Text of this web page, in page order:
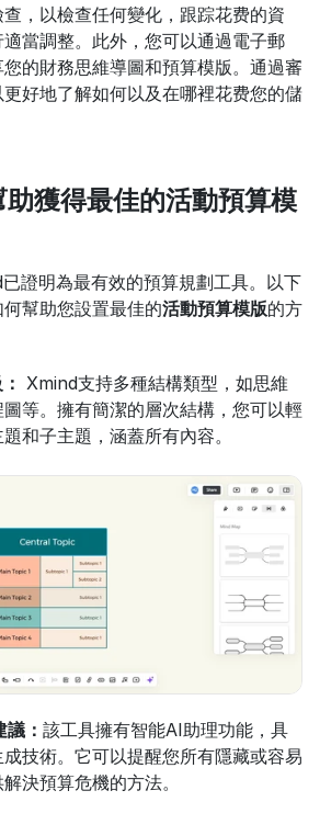
，以檢查任何變化，跟踪花费的資
當調整。此外，您可以通過電子郵
的財務思維導圖和預算模版。通過審
好地了解如何以及在哪裡花费您的儲
獲得最佳的活動預算模
證明為最有效的預算規劃工具。以下
幫助您設置最佳的活動預算模版的方
Xmind支持多種結構類型，如思維
等。擁有簡潔的層次結構，您可以輕
和子主題，涵蓋所有內容。
： 該工具擁有智能AI助理功能，具
技術。它可以提醒您所有隱藏或容易
決預算危機的方法。